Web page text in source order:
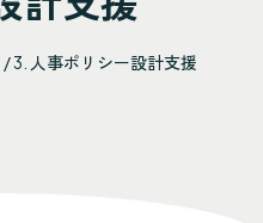
人事ポリシー設計支援